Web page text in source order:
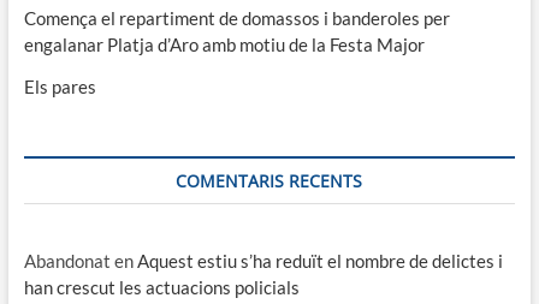
Comença el repartiment de domassos i banderoles per
engalanar Platja d’Aro amb motiu de la Festa Major
Els pares
COMENTARIS RECENTS
Abandonat enAquest estiu s’ha reduït el nombre de delictes i
han crescut les actuacions policials